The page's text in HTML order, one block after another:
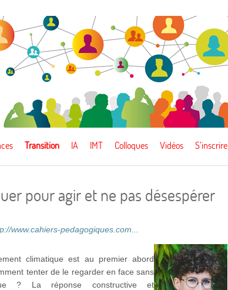
Transition IA IMT Colloques Vidéos S’inscrire
pour agir et ne pas désespérer
www.cahiers-pedagogiques.com...
climatique est au premier abord
tenter de le regarder en face sans
? La réponse constructive et